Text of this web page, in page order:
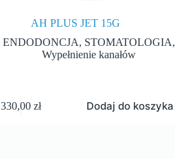
AH PLUS JET 15G
ENDODONCJA, STOMATOLOGIA,
Wypełnienie kanałów
330,00 zł Dodaj do koszyka